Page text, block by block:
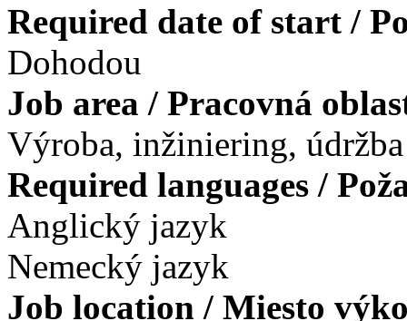
Required date of start /
Dohodou
Job area / Pracovná
Výroba, inžiniering, údržba
Required languages /
Anglický jazyk
Nemecký jazyk
Job location / Miesto